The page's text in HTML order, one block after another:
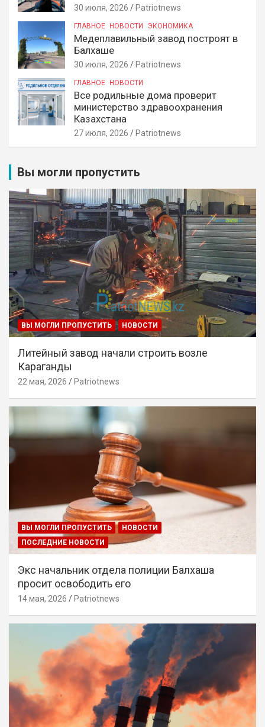
30 июля, 2026 Patriotnews
ГЛАВНОЕ НОВОСТИ ЭКОНОМИКА
Медеплавильный завод построят в
Балхаше
30 июля, 2026 Patriotnews
ГЛАВНОЕ НОВОСТИ
Все родильные дома проверит
министерство здравоохранения
Казахстана
27 июля, 2026 Patriotnews
Вы могли пропустить
ВЫ МОГЛИ ПРОПУСТИТЬ НОВОСТИ
Литейный завод начали строить возле
Караганды
22 мая, 2026 Patriotnews
ВЫ МОГЛИ ПРОПУСТИТЬ
НОВОСТИ
ПОСЛЕДНИЕ НОВОСТИ
Экс начальник отдела полиции Балхаша
просит освободить его
14 мая, 2026 Patriotnews